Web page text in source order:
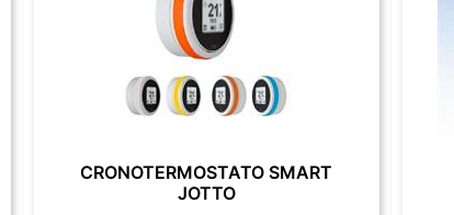
CRONOTERMOSTATO SMART
JOTTO